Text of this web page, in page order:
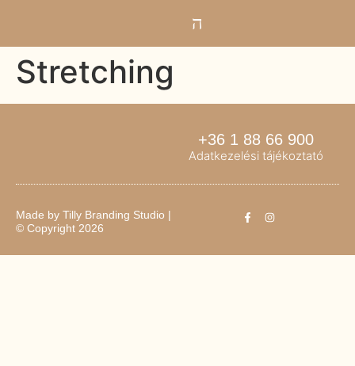
Stretching
+36 1 88 66 900
Adatkezelési tájékoztató
Made by Tilly Branding Studio |
© Copyright 2026